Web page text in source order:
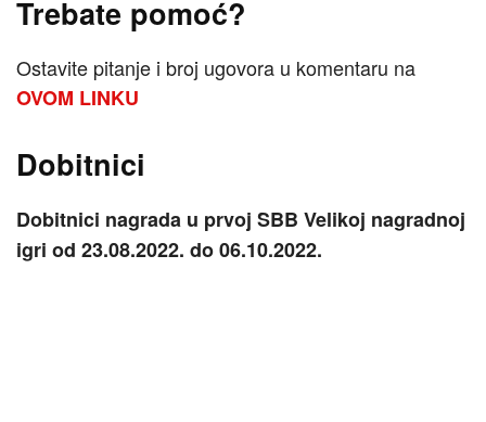
Trebate pomoć?
Ostavite pitanje i broj ugovora u komentaru na
OVOM LINKU
Dobitnici
Dobitnici nagrada u prvoj SBB Velikoj nagradnoj
igri od 23.08.2022. do 06.10.2022.